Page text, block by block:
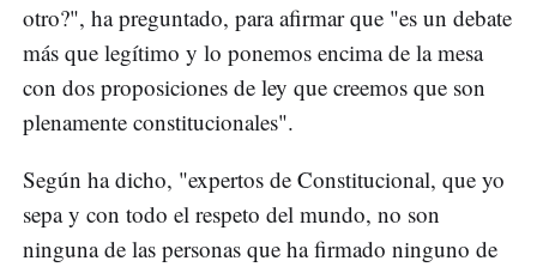
otro?", ha preguntado, para afirmar que "es un debate
más que legítimo y lo ponemos encima de la mesa
con dos proposiciones de ley que creemos que son
plenamente constitucionales".
Según ha dicho, "expertos de Constitucional, que yo
sepa y con todo el respeto del mundo, no son
ninguna de las personas que ha firmado ninguno de